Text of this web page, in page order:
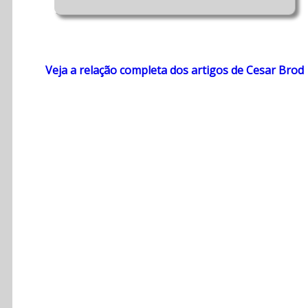
Veja a relação completa dos artigos de Cesar Brod